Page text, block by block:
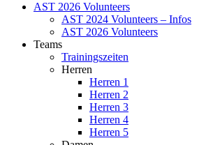
AST 2026 Volunteers
AST 2024 Volunteers – Infos
AST 2026 Volunteers
Teams
Trainingszeiten
Herren
Herren 1
Herren 2
Herren 3
Herren 4
Herren 5